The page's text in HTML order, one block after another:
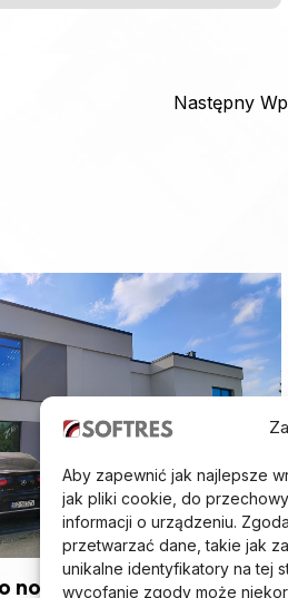
Aby zapewnić jak najlepsze
jak pliki cookie, do
informacji o urządzeniu.
przetwarzać dane, takie jak
unikalne identyfikatory na tej
wycofanie zgody może
Następny
nowej/starej siedziby!